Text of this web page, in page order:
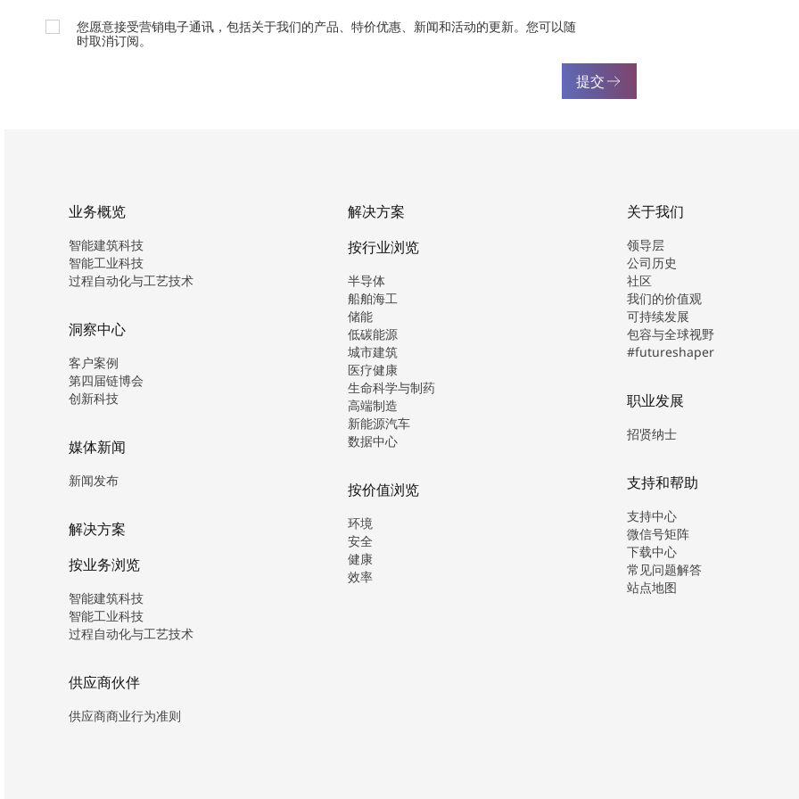
您愿意接受营销电子通讯，包括关于我们的产品、特价优惠、新闻和活动的更新。您可以随
时取消订阅。
提交
业务概览
智能建筑科技
智能工业科技
过程自动化与工艺技术
洞察中心
客户案例
第四届链博会
创新科技
媒体新闻
新闻发布
解决方案
按业务浏览
智能建筑科技
智能工业科技
过程自动化与工艺技术
供应商伙伴
供应商商业行为准则
解决方案
按行业浏览
半导体
船舶海工
储能
低碳能源
城市建筑
医疗健康
生命科学与制药
高端制造
新能源汽车
数据中心
按价值浏览
环境
安全
健康
效率
关于我们
领导层
公司历史
社区
我们的价值观
可持续发展
包容与全球视野
#futureshaper
职业发展
招贤纳士
支持和帮助
支持中心
微信号矩阵
下载中心
常见问题解答
站点地图